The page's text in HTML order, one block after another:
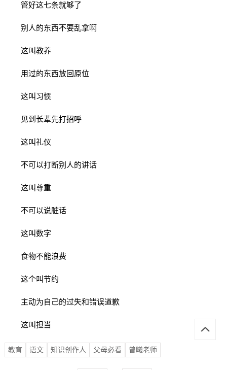
管好这七条就够了
别人的东西不要乱拿啊
这叫教养
用过的东西放回原位
这叫习惯
见到长辈先打招呼
这叫礼仪
不可以打断别人的讲话
这叫尊重
不可以说脏话
这叫数字
食物不能浪费
这个叫节约
主动为自己的过失和错误道歉
这叫担当
教育 语文 知识创作人 父母必看 曾曦老师